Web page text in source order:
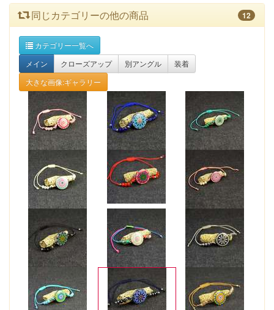
同じカテゴリーの他の商品 12
カテゴリー一覧へ
メイン
クローズアップ 別アングル
装着
大きな画像:ギャラリー